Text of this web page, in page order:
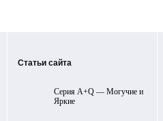
Статьи сайта
Серия A+Q — Могучие и
Яркие